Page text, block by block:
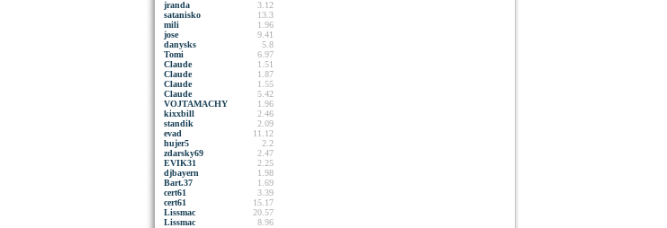
jranda
3.12
satanisko
13.3
mili
1.96
jose
9.41
danysks
5.8
Tomi
6.97
Claude
1.51
Claude
1.87
Claude
1.55
Claude
5.42
VOJTAMACHY
1.96
kixxbill
2.46
standik
2.09
evad
11.12
hujer5
2.2
zdarsky69
2.47
EVIK31
2.25
djbayern
1.98
Bart.37
1.69
cert61
3.39
cert61
15.17
Lissmac
20.57
Lissmac
8.96